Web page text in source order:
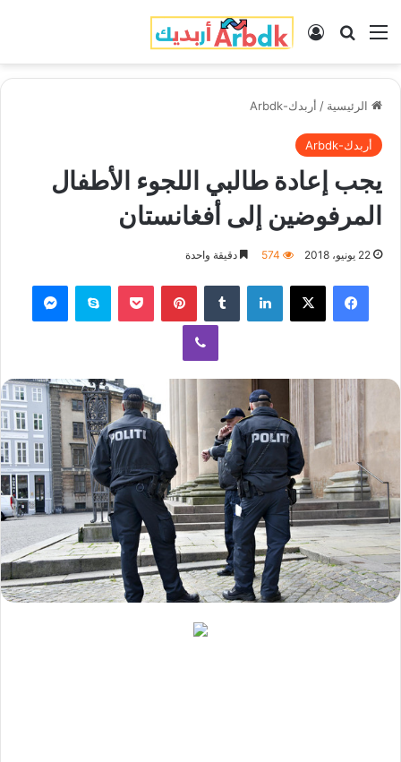
القائمة بحث عنتسجيل الدخول
الرئيسية / أربدك-Arbdk
أربدك-Arbdk
يجب إعادة طالبي اللجوء الأطفال
المرفوضين إلى أفغانستان
22 يونيو، 2018 574 دقيقة واحدة
فيسبوك لينكدإن بينتيريست سكايب
ڤايبر